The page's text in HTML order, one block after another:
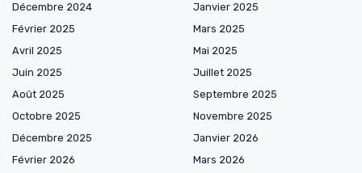
Décembre 2024
Janvier 2025
Février 2025
Mars 2025
Avril 2025
Mai 2025
Juin 2025
Juillet 2025
Août 2025
Septembre 2025
Octobre 2025
Novembre 2025
Décembre 2025
Janvier 2026
Février 2026
Mars 2026